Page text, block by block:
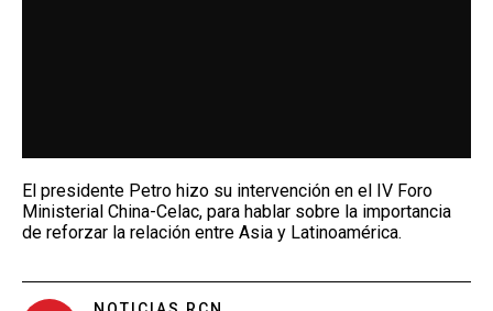
El presidente Petro hizo su intervención en el IV Foro
Ministerial China-Celac, para hablar sobre la importancia
de reforzar la relación entre Asia y Latinoamérica.